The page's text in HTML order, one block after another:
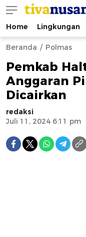
Berita Nusantara
Home Lingkungan
Beranda Polmas
Pemkab
Anggaran
Dicairkan
redaksi
Juli 11, 2024 6:11 pm